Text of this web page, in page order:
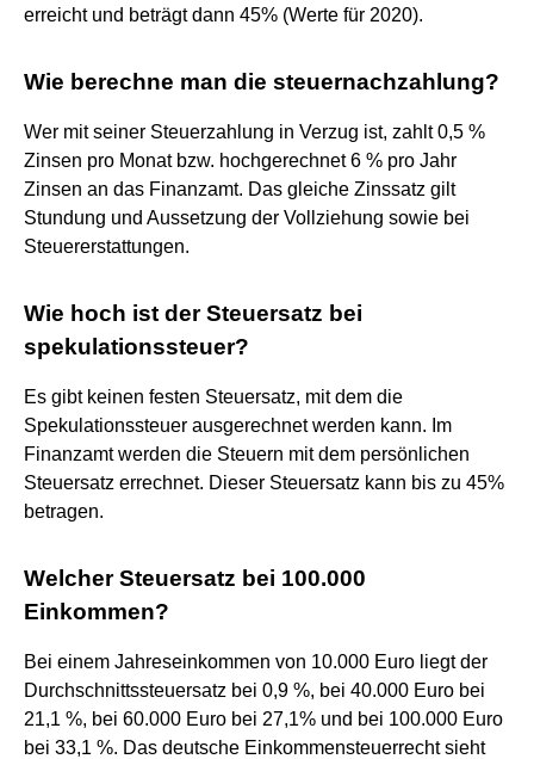
erreicht und beträgt dann 45% (Werte für 2020).
Wie berechne man die steuernachzahlung?
Wer mit seiner Steuerzahlung in Verzug ist, zahlt 0,5 %
Zinsen pro Monat bzw. hochgerechnet 6 % pro Jahr
Zinsen an das Finanzamt. Das gleiche Zinssatz gilt
Stundung und Aussetzung der Vollziehung sowie bei
Steuererstattungen.
Wie hoch ist der Steuersatz bei
spekulationssteuer?
Es gibt keinen festen Steuersatz, mit dem die
Spekulationssteuer ausgerechnet werden kann. Im
Finanzamt werden die Steuern mit dem persönlichen
Steuersatz errechnet. Dieser Steuersatz kann bis zu 45%
betragen.
Welcher Steuersatz bei 100.000
Einkommen?
Bei einem Jahreseinkommen von 10.000 Euro liegt der
Durchschnittssteuersatz bei 0,9 %, bei 40.000 Euro bei
21,1 %, bei 60.000 Euro bei 27,1% und bei 100.000 Euro
bei 33,1 %. Das deutsche Einkommensteuerrecht sieht